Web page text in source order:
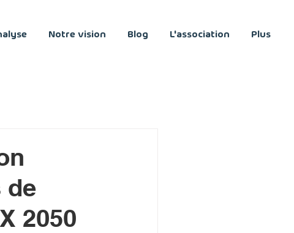
Notre vision Blog L'association Plus
de
2050